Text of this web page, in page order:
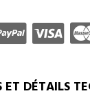
DÉTAILS